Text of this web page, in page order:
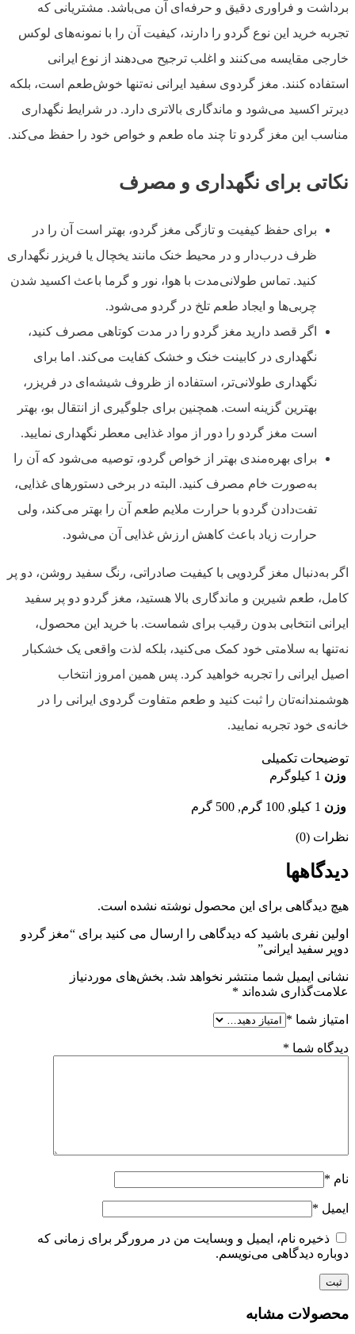
برداشت و فراوری دقیق و حرفه‌ای آن می‌باشد. مشتریانی که
تجربه خرید این نوع گردو را دارند، کیفیت آن را با نمونه‌های لوکس
خارجی مقایسه می‌کنند و اغلب ترجیح می‌دهند از نوع ایرانی
استفاده کنند. مغز گردوی سفید ایرانی نه‌تنها خوش‌طعم است، بلکه
دیرتر اکسید می‌شود و ماندگاری بالاتری دارد. در شرایط نگهداری
مناسب این مغز گردو تا چند ماه طعم و خواص خود را حفظ می‌کند.
نکاتی برای نگهداری و مصرف
برای حفظ کیفیت و تازگی مغز گردو، بهتر است آن را در
ظرف درب‌دار و در محیط خنک مانند یخچال یا فریزر نگهداری
کنید. تماس طولانی‌مدت با هوا، نور و گرما باعث اکسید شدن
چربی‌ها و ایجاد طعم تلخ در گردو می‌شود.
اگر قصد دارید مغز گردو را در مدت کوتاهی مصرف کنید،
نگهداری در کابینت خنک و خشک کفایت می‌کند. اما برای
نگهداری طولانی‌تر، استفاده از ظروف شیشه‌ای در فریزر،
بهترین گزینه است. همچنین برای جلوگیری از انتقال بو، بهتر
است مغز گردو را دور از مواد غذایی معطر نگهداری نمایید.
برای بهره‌مندی بهتر از خواص گردو، توصیه می‌شود که آن را
به‌صورت خام مصرف کنید. البته در برخی دستورهای غذایی،
تفت‌دادن گردو با حرارت ملایم طعم آن را بهتر می‌کند، ولی
حرارت زیاد باعث کاهش ارزش غذایی آن می‌شود.
اگر به‌دنبال مغز گردویی با کیفیت صادراتی، رنگ سفید روشن، دو پر
کامل، طعم شیرین و ماندگاری بالا هستید، مغز گردو دو پر سفید
ایرانی انتخابی بدون رقیب برای شماست. با خرید این محصول،
نه‌تنها به سلامتی خود کمک می‌کنید، بلکه لذت واقعی یک خشکبار
اصیل ایرانی را تجربه خواهید کرد. پس همین امروز انتخاب
هوشمندانه‌تان را ثبت کنید و طعم متفاوت گردوی ایرانی را در
خانه‌ی خود تجربه نمایید.
توضیحات تکمیلی
وزن 1 کیلوگرم
وزن 1 کیلو, 100 گرم, 500 گرم
نظرات (0)
دیدگاهها
هیچ دیدگاهی برای این محصول نوشته نشده است.
اولین نفری باشید که دیدگاهی را ارسال می کنید برای “مغز گردو
دوپر سفید ایرانی”
نشانی ایمیل شما منتشر نخواهد شد. بخش‌های موردنیاز
علامت‌گذاری شده‌اند *
امتیاز شما *
دیدگاه شما *
نام *
ایمیل *
ذخیره نام، ایمیل و وبسایت من در مرورگر برای زمانی که
دوباره دیدگاهی می‌نویسم.
محصولات مشابه